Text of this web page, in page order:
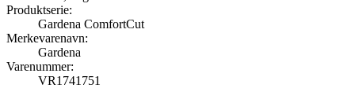
Produktserie:
Gardena ComfortCut
Merkevarenavn:
Gardena
Varenummer:
VR1741751